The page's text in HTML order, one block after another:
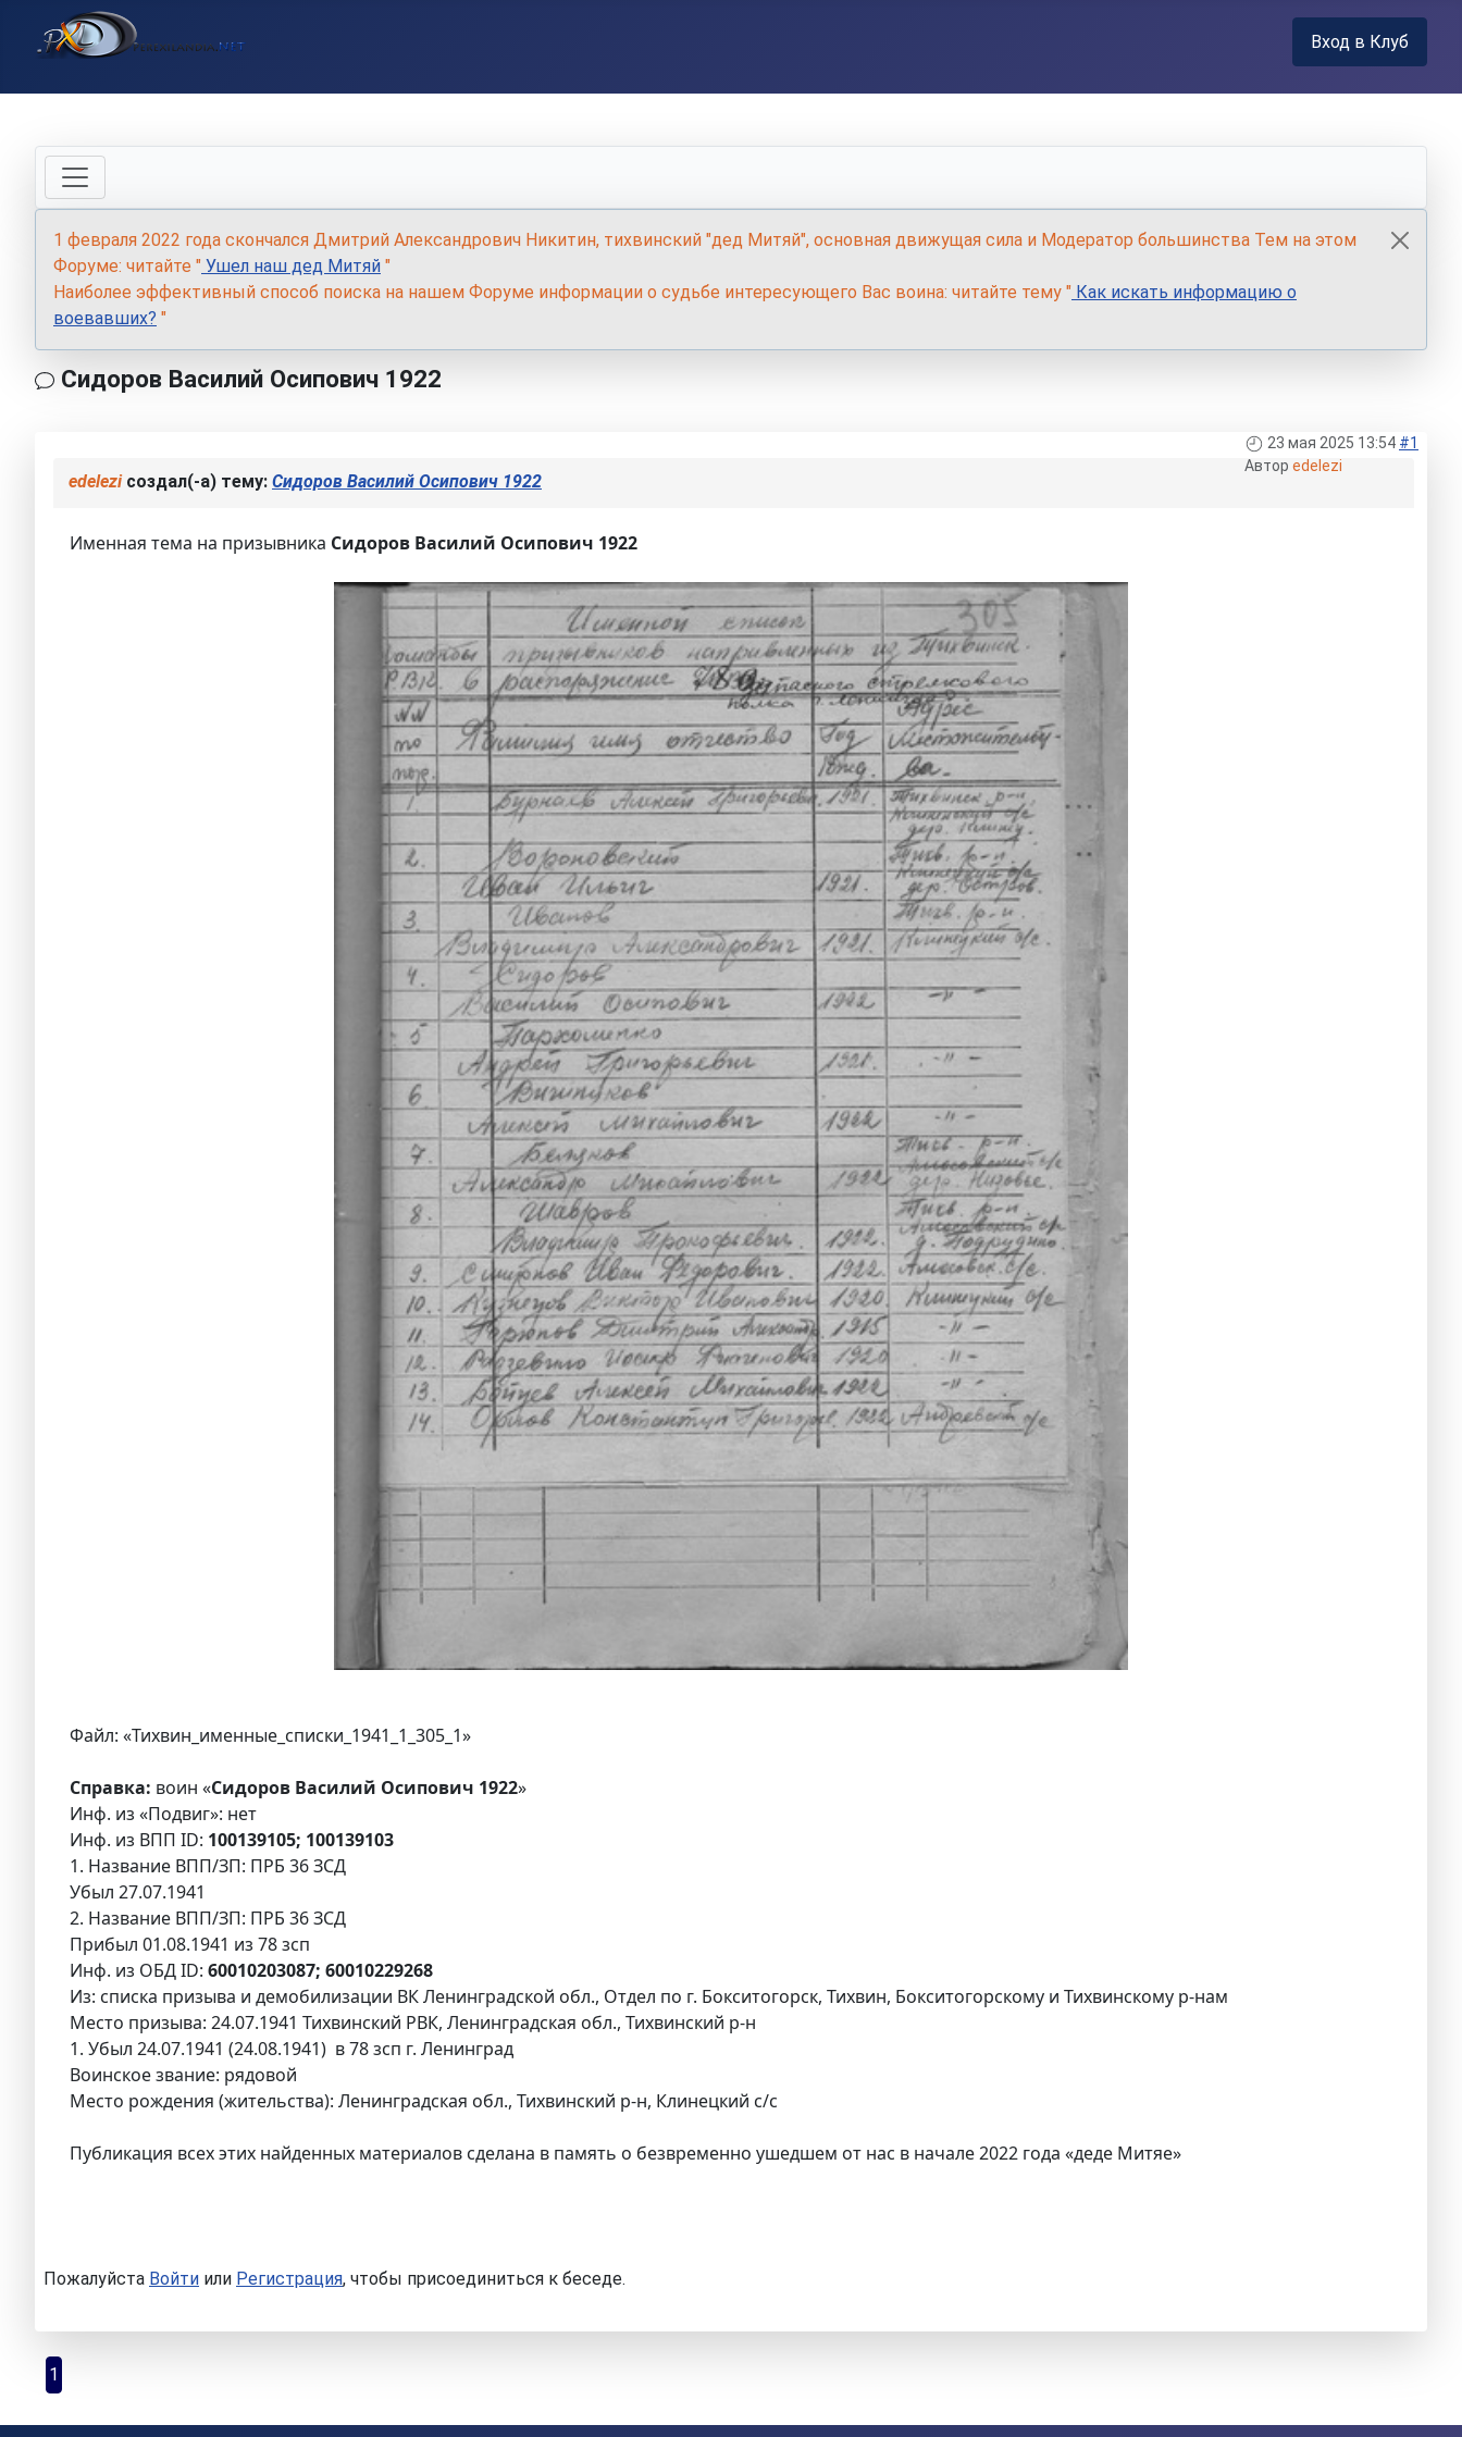
Вход в Клуб
1 февраля 2022 года скончался Дмитрий Александрович Никитин, тихвинский "дед Митяй", основная движущая сила и Модератор большинства Тем на этом
Форуме: читайте " Ушел наш дед Митяй "
Наиболее эффективный способ поиска на нашем Форуме информации о судьбе интересующего Вас воина: читайте тему " Как искать информацию о
воевавших? "
Сидоров Василий Осипович 1922
23 мая 2025 13:54 #1
Автор edelezi
edeleziсоздал(-а) тему: Сидоров Василий Осипович 1922
Именная тема на призывника Сидоров Василий Осипович 1922
Файл: «Тихвин_именные_списки_1941_1_305_1»
Справка: воин «Сидоров Василий Осипович 1922»
Инф. из «Подвиг»: нет
Инф. из ВПП ID: 100139105; 100139103
1. Название ВПП/ЗП: ПРБ 36 ЗСД
Убыл 27.07.1941
2. Название ВПП/ЗП: ПРБ 36 ЗСД
Прибыл 01.08.1941 из 78 зсп
Инф. из ОБД ID: 60010203087; 60010229268
Из: списка призыва и демобилизации ВК Ленинградской обл., Отдел по г. Бокситогорск, Тихвин, Бокситогорскому и Тихвинскому р-нам
Место призыва: 24.07.1941 Тихвинский РВК, Ленинградская обл., Тихвинский р-н
1. Убыл 24.07.1941 (24.08.1941) в 78 зсп г. Ленинград
Воинское звание: рядовой
Место рождения (жительства): Ленинградская обл., Тихвинский р-н, Клинецкий с/с
Публикация всех этих найденных материалов сделана в память о безвременно ушедшем от нас в начале 2022 года «деде Митяе»
Пожалуйста Войти или Регистрация, чтобы присоединиться к беседе.
1